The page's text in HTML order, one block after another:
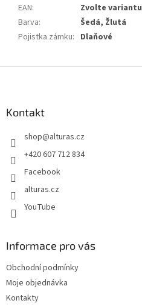
EAN:
Zvolte variantu
Barva:
Šedá, Žlutá
Pojistka zámku: Dlaňové
Kontakt
shop@alturas.cz
+420 607 712 834
Facebook
alturas.cz
YouTube
Informace pro vás
Obchodní podmínky
Moje objednávka
Kontakty